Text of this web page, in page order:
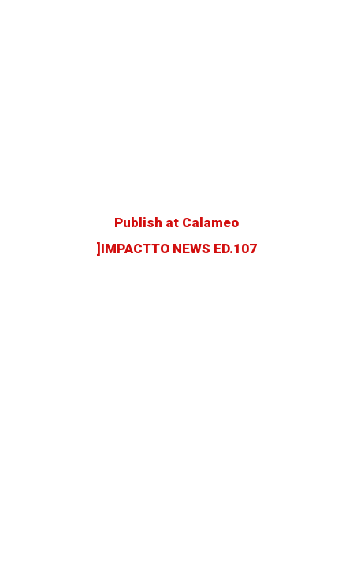
Publish at Calameo
]IMPACTTO NEWS ED.107